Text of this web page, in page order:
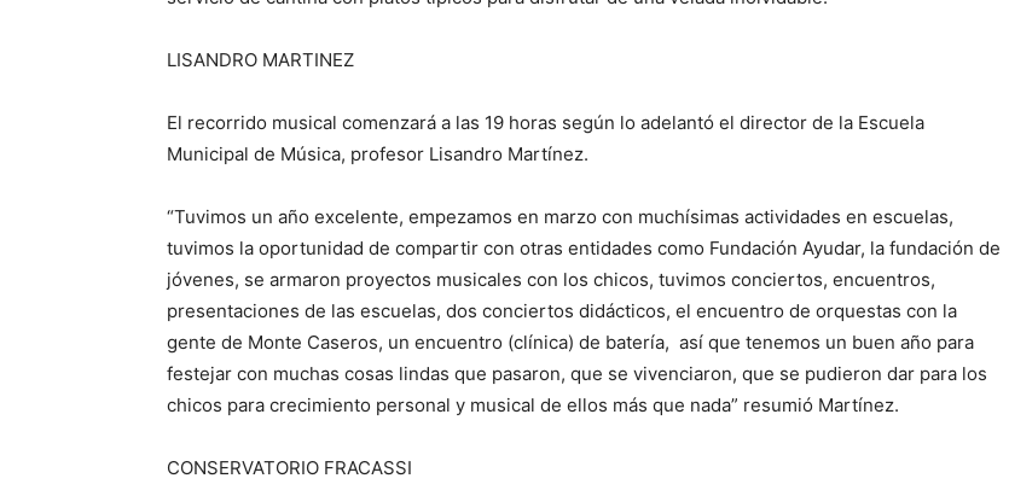
LISANDRO MARTINEZ
El recorrido musical comenzará a las 19 horas según lo adelantó el director de la Escuela
Municipal de Música, profesor Lisandro Martínez.
“Tuvimos un año excelente, empezamos en marzo con muchísimas actividades en escuelas,
tuvimos la oportunidad de compartir con otras entidades como Fundación Ayudar, la fundación de
jóvenes, se armaron proyectos musicales con los chicos, tuvimos conciertos, encuentros,
presentaciones de las escuelas, dos conciertos didácticos, el encuentro de orquestas con la
gente de Monte Caseros, un encuentro (clínica) de batería, así que tenemos un buen año para
festejar con muchas cosas lindas que pasaron, que se vivenciaron, que se pudieron dar para los
chicos para crecimiento personal y musical de ellos más que nada” resumió Martínez.
CONSERVATORIO FRACASSI